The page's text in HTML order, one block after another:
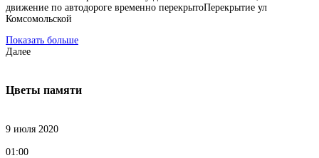
движение по автодороге временно перекрытоПерекрытие ул
Комсомольской
Показать больше
Далее
Цветы памяти
9 июля 2020
01:00